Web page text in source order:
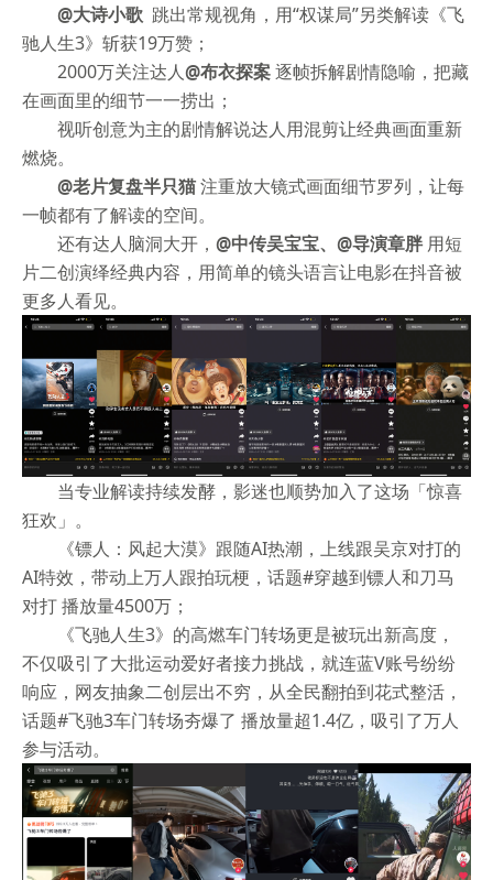
@大诗小歌 跳出常规视角，用“权谋局”另类解读《飞
驰人生3》斩获19万赞；
2000万关注达人@布衣探案逐帧拆解剧情隐喻，把藏
在画面里的细节一一捞出；
视听创意为主的剧情解说达人用混剪让经典画面重新
燃烧。
@老片复盘半只猫注重放大镜式画面细节罗列，让每
一帧都有了解读的空间。
还有达人脑洞大开， @中传吴宝宝、@导演章胖用短
片二创演绎经典内容，用简单的镜头语言让电影在抖音被
更多人看见。
当专业解读持续发酵，影迷也顺势加入了这场「惊喜
狂欢」。
《镖人：风起大漠》跟随AI热潮，上线跟吴京对打的
AI特效，带动上万人跟拍玩梗，话题#穿越到镖人和刀马
对打 播放量4500万；
《飞驰人生3》的高燃车门转场更是被玩出新高度，
不仅吸引了大批运动爱好者接力挑战，就连蓝V账号纷纷
响应，网友抽象二创层出不穷，从全民翻拍到花式整活，
话题#飞驰3车门转场夯爆了 播放量超1.4亿，吸引了万人
参与活动。